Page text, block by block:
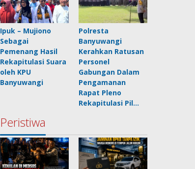
Ipuk – Mujiono
Sebagai
Pemenang Hasil
Rekapitulasi Suara
oleh KPU
Banyuwangi
Polresta
Banyuwangi
Kerahkan Ratusan
Personel
Gabungan Dalam
Pengamanan
Rapat Pleno
Rekapitulasi Pil…
Peristiwa